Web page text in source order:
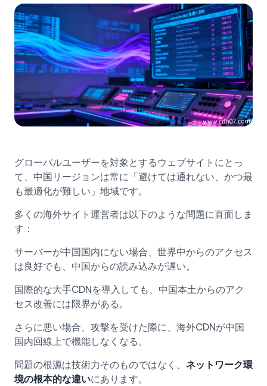
グローバルユーザーを対象とするウェブサイトにとっ
て、中国リージョンは常に「避けては通れない、かつ最
も最適化が難しい」地域です。
多くの海外サイト運営者は以下のような問題に直面しま
す：
サーバーが中国国内にない場合、世界中からのアクセス
は良好でも、中国からの読み込みが遅い。
国際的な大手CDNを導入しても、中国本土からのアク
セス改善には限界がある。
さらに悪い場合、攻撃を受けた際に、海外CDNが中国
国内回線上で機能しなくなる。
問題の根源は技術力そのものではなく、 ネットワーク環
境の根本的な違いにあります。